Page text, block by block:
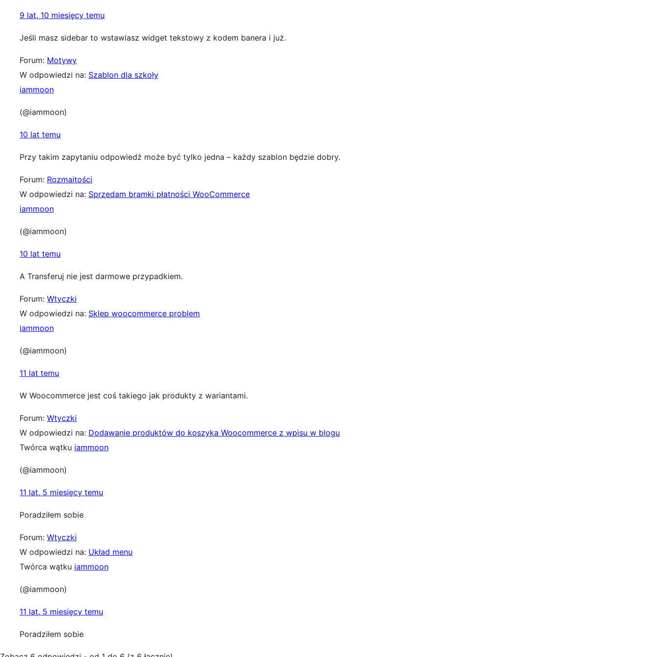
9 lat, 10 miesięcy temu
Jeśli masz sidebar to wstawiasz widget tekstowy z kodem banera i już.
Forum: Motywy
W odpowiedzi na: Szablon dla szkoły
iammoon
(@iammoon)
10 lat temu
Przy takim zapytaniu odpowiedź może być tylko jedna – każdy szablon będzie dobry.
Forum: Rozmaitości
W odpowiedzi na: Sprzedam bramki płatności WooCommerce
iammoon
(@iammoon)
10 lat temu
A Transferuj nie jest darmowe przypadkiem.
Forum: Wtyczki
W odpowiedzi na: Sklep woocommerce problem
iammoon
(@iammoon)
11 lat temu
W Woocommerce jest coś takiego jak produkty z wariantami.
Forum: Wtyczki
W odpowiedzi na: Dodawanie produktów do koszyka Woocommerce z wpisu w blogu
Twórca wątku iammoon
(@iammoon)
11 lat, 5 miesięcy temu
Poradziłem sobie
Forum: Wtyczki
W odpowiedzi na: Układ menu
Twórca wątku iammoon
(@iammoon)
11 lat, 5 miesięcy temu
Poradziłem sobie